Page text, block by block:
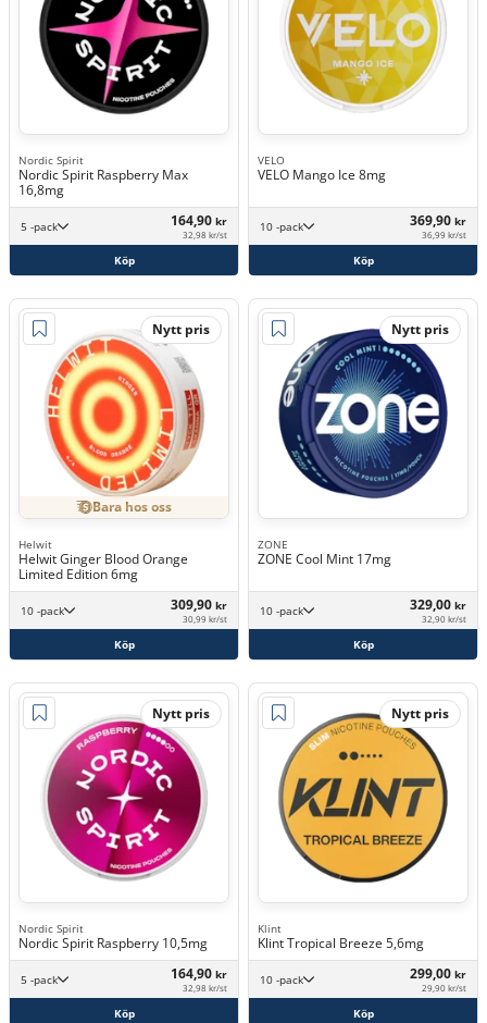
Nordic Spirit
Nordic Spirit Raspberry Max
16,8mg
5 -pack 164,90 kr
32,98 kr/st
Köp
VELO
VELO Mango Ice 8mg
10 -pack 369,90 kr
36,99 kr/st
Köp
Nytt pris
Bara hos oss
Helwit
Helwit Ginger Blood Orange
Limited Edition 6mg
10 -pack 309,90 kr
30,99 kr/st
Köp
Nytt pris
ZONE
ZONE Cool Mint 17mg
10 -pack 329,00 kr
32,90 kr/st
Köp
Nytt pris
Nordic Spirit
Nordic Spirit Raspberry 10,5mg
5 -pack 164,90 kr
32,98 kr/st
Köp
Nytt pris
Klint
Klint Tropical Breeze 5,6mg
10 -pack 299,00 kr
29,90 kr/st
Köp